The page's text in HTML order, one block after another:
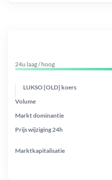
24u laag / hoog
LUKSO [OLD] koers
Prijs wijziging 24h
Markt dominantie
Marktkapitalisatie
Volume